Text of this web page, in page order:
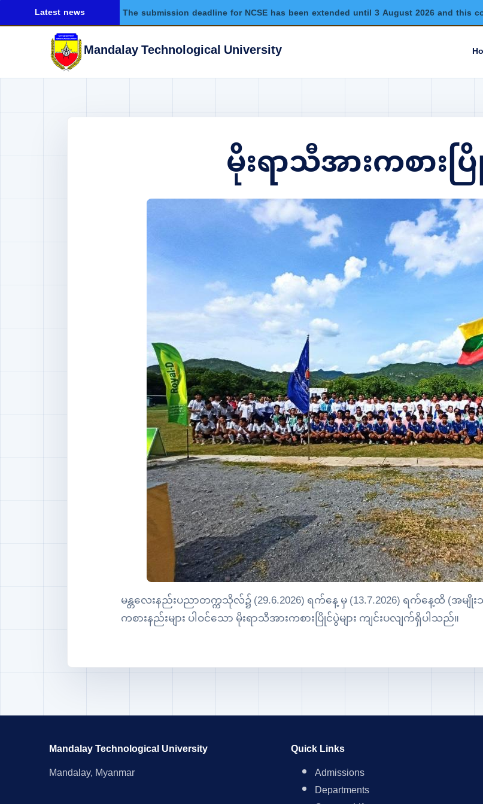
Latest news The submission deadline for NCSE has been extended until 3 August 2026 and this
Mandalay Technological University
မိုးရာသီအားကစားပ
မန္တလေးနည်းပညာတက္ကသိုလ်၌ (29.6.2026) ရက်နေ့ မှ (13.7.2026) ရက်နေ့ထိ (အမျို
ကစားနည်းများ ပါဝင်သော မိုးရာသီအားကစားပြိုင်ပွဲများ ကျင်းပလျက်ရှိပါသည်။
Mandalay Technological University
Mandalay, Myanmar
Quick Links
Admissions
Departments